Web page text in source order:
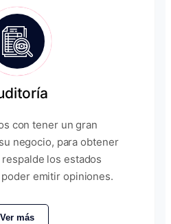
con tener un gran
negocio, para obtener
los estados
emitir opiniones.
Ver más